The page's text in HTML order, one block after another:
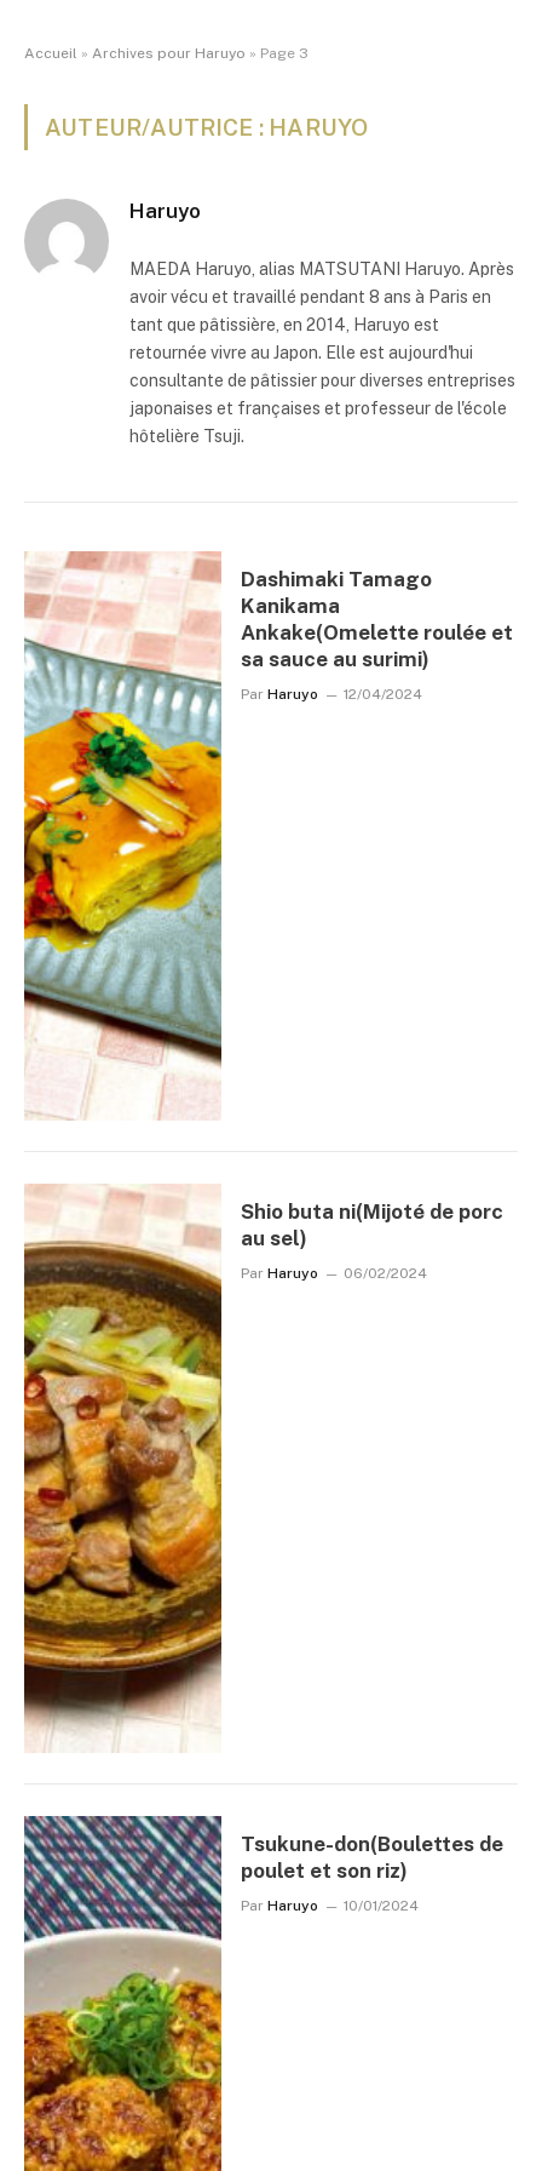
Accueil » Archives pour Haruyo » Page 3
AUTEUR/AUTRICE : HARUYO
Haruyo
MAEDA Haruyo, alias MATSUTANI Haruyo. Après
avoir vécu et travaillé pendant 8 ans à Paris en
tant que pâtissière, en 2014, Haruyo est
retournée vivre au Japon. Elle est aujourd'hui
consultante de pâtissier pour diverses entreprises
japonaises et françaises et professeur de l'école
hôtelière Tsuji.
Dashimaki Tamago
Kanikama
Ankake(Omelette roulée et
sa sauce au surimi)
Par Haruyo 12/04/2024
Shio buta ni(Mijoté de porc
au sel)
Par Haruyo 06/02/2024
Tsukune-don(Boulettes de
poulet et son riz)
Par Haruyo 10/01/2024